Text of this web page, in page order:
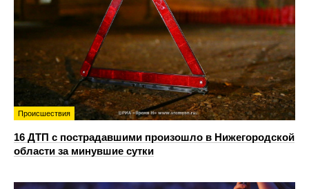
Происшествия
16 ДТП с пострадавшими произошло в Нижегородской
области за минувшие сутки